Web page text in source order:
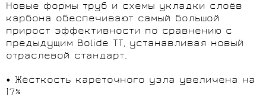
Новые формы труб и схемы укладки слоёв
карбона обеспечивают самый большой
прирост эффективности по сравнению с
предыдущим Bolide TT, устанавливая новый
отраслевой стандарт.
• Жёсткость кареточного узла увеличена на
17%